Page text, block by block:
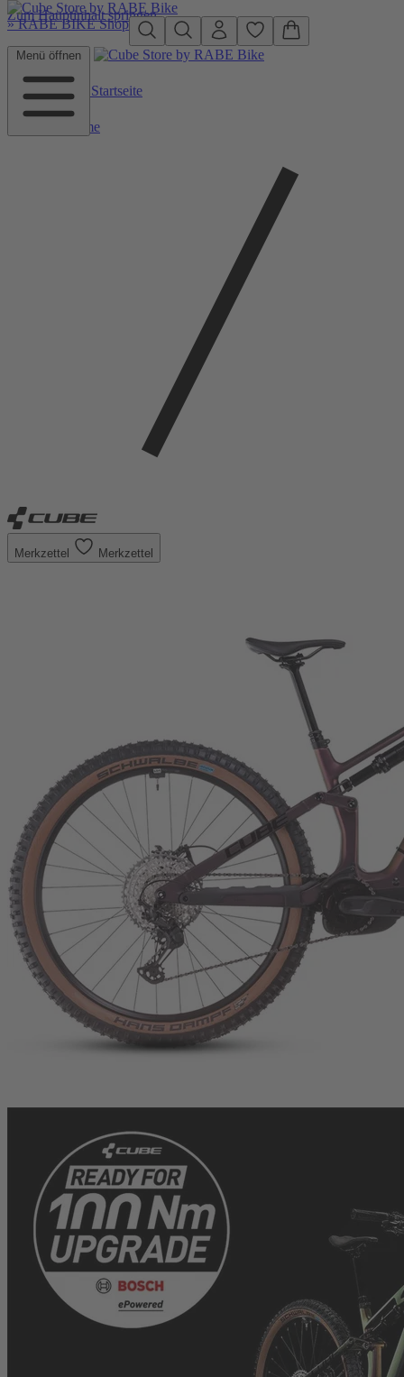
Zum Hauptinhalt springen
»RABE BIKE Shop
Menü öffnen
Zurück zu Startseite
Home
Merkzettel Merkzettel